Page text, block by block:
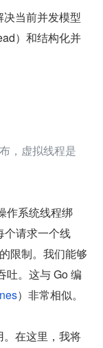
当前并发模型
）和结构化并
，虚拟线程是
作系统线程绑
个请求一个线
限制。我们能够
吐。这与 Go 编
）非常相似。
在这里，我将